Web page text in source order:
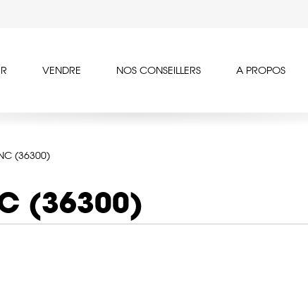
VENDRE NOS CONSEILLERS A PROPOS
(36300)
(36300)